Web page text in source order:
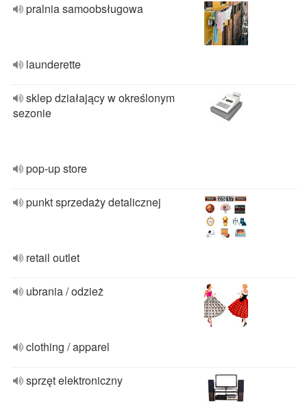
pralnia samoobsługowa
launderette
sklep działający w określonym
sezonie
pop-up store
punkt sprzedaży detalicznej
retail outlet
ubrania / odzież
clothing / apparel
sprzęt elektroniczny